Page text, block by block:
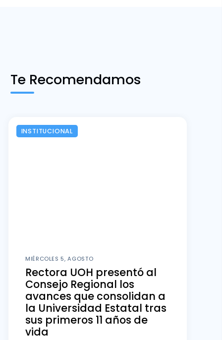
Te Recomendamos
INSTITUCIONAL
MIÉRCOLES 5, AGOSTO
Rectora UOH presentó al
Consejo Regional los
avances que consolidan a
la Universidad Estatal tras
sus primeros 11 años de
vida